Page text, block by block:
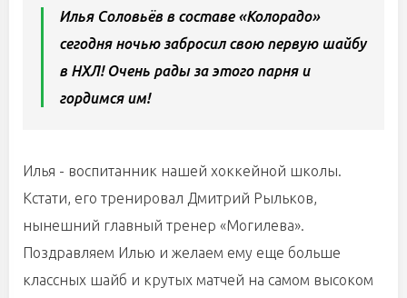
Илья Соловьёв в составе «Колорадо»
сегодня ночью забросил свою первую шайбу
в НХЛ! Очень рады за этого парня и
гордимся им!
Илья - воспитанник нашей хоккейной школы.
Кстати, его тренировал Дмитрий Рыльков,
нынешний главный тренер «Могилева».
Поздравляем Илью и желаем ему еще больше
классных шайб и крутых матчей на самом высоком